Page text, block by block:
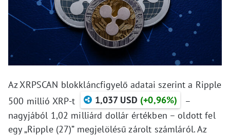
Az XRPSCAN blokkláncfigyelő adatai szerint a Ripple
500 millió XRP-t
1,037 USD (+0,96%)
–
nagyjából 1,02 milliárd dollár értékben – oldott fel
egy „Ripple (27)” megjelölésű zárolt számláról. Az